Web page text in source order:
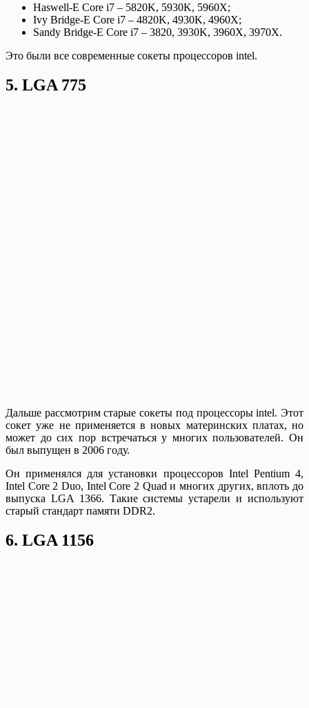
Haswell-E Core i7 – 5820K, 5930K, 5960X;
Ivy Bridge-E Core i7 – 4820K, 4930K, 4960X;
Sandy Bridge-E Core i7 – 3820, 3930K, 3960X, 3970X.
Это были все современные сокеты процессоров intel.
5. LGA 775
Дальше рассмотрим старые сокеты под процессоры intel. Этот
сокет уже не применяется в новых материнских платах, но
может до сих пор встречаться у многих пользователей. Он
был выпущен в 2006 году.
Он применялся для установки процессоров Intel Pentium 4,
Intel Core 2 Duo, Intel Core 2 Quad и многих других, вплоть до
выпуска LGA 1366. Такие системы устарели и используют
старый стандарт памяти DDR2.
6. LGA 1156